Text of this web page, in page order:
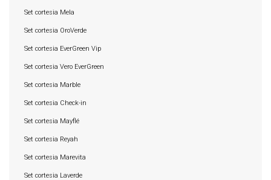
Set cortesia Mela
Set cortesia OroVerde
Set cortesia EverGreen Vip
Set cortesia Vero EverGreen
Set cortesia Marble
Set cortesia Check-in
Set cortesia Mayflé
Set cortesia Reyah
Set cortesia Marevita
Set cortesia Laverde